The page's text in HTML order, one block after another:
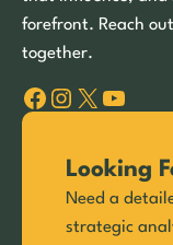
forefront. Reach
together.
Facebook Instagram X YouTube
Looking
Need a
strategic